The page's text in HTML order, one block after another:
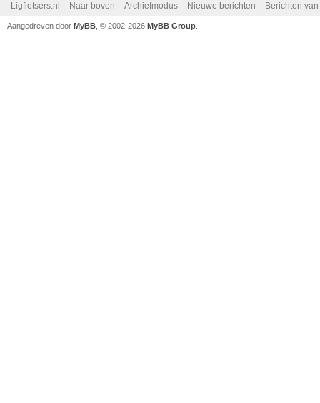
Ligfietsers.nl Naar boven Archiefmodus Nieuwe berichten Berichten
Aangedreven door MyBB , © 2002-2026 MyBB Group